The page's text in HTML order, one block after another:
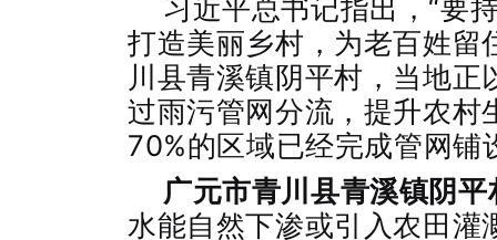
习近平总书记指出，“要
打造美丽乡村，为老百姓留
川县青溪镇阴平村，当地
过雨污管网分流，提升农村
70%的区域已经完成管网
广元市青川县青溪镇阴
水能自然下渗或引入农田灌